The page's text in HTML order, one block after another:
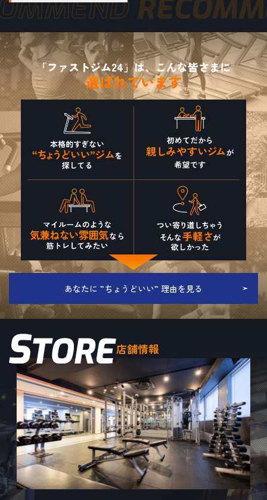
「ファストジム24」は、こんな皆さまに
選ばれています
あなたに ”ちょうどいい” 理由を見る
店舗情報